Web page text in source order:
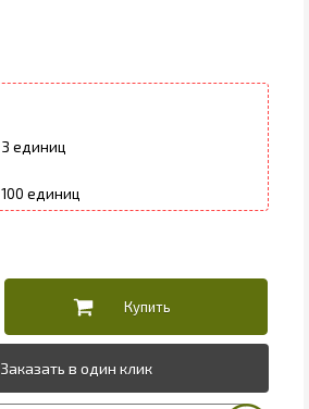
3
100
Заказать в один клик